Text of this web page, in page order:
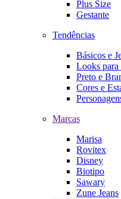
Plus Size
Gestante
Tendências
Básicos e
Looks para
Preto e
Cores e
Marcas
Marisa
Rovitex
Disney
Biotipo
Sawary
Zune Jeans